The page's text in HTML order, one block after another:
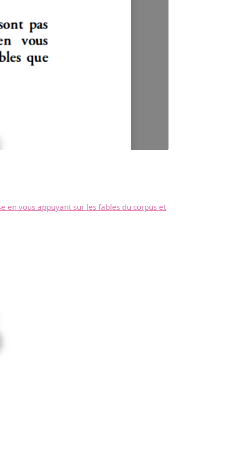
en vous appuyant sur les fables du corpus et